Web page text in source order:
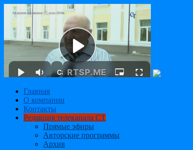
Главная
О компании
Контакты
Редакция телеканала СТ
Прямые эфиры
Авторские программы
Архив